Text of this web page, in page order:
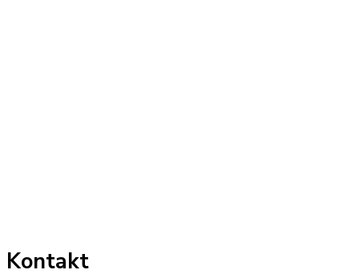
Kontakt